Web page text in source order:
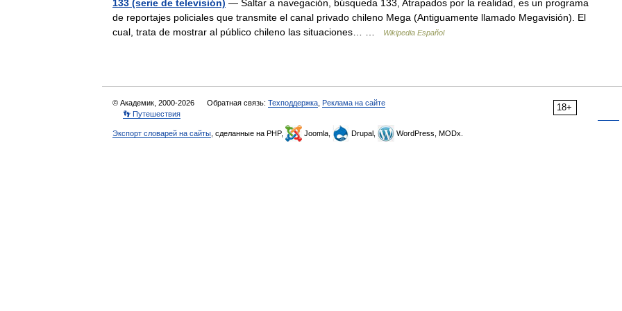
133 (serie de televisión) — Saltar a navegación, búsqueda 133, Atrapados por la realidad, es un programa
de reportajes policiales que transmite el canal privado chileno Mega (Antiguamente llamado Megavisión). El
cual, trata de mostrar al público chileno las situaciones… …
Wikipedia Español
18+
© Академик, 2000-2026 Обратная связь: Техподдержка Реклама на сайте
👣 Путешествия
Экспорт словарей на сайты , сделанные на PHP, Joomla, Drupal, WordPress, MODx.